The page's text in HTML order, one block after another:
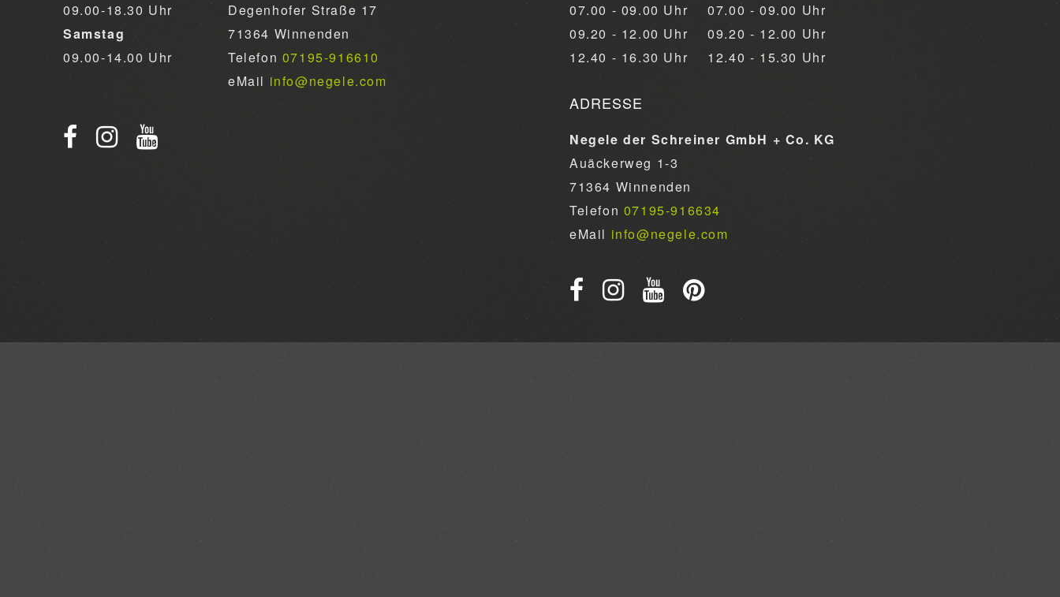
09.00-18.30 Uhr
Samstag
09.00-14.00 Uhr
Degenhofer Straße 17
71364 Winnenden
Telefon 07195-916610
eMail info@negele.com
07.00 - 09.00 Uhr
09.20 - 12.00 Uhr
12.40 - 16.30 Uhr
07.00 - 09.00 Uhr
09.20 - 12.00 Uhr
12.40 - 15.30 Uhr
ADRESSE
Negele der Schreiner GmbH + Co. KG
Auäckerweg 1-3
71364 Winnenden
Telefon 07195-916634
eMail info@negele.com